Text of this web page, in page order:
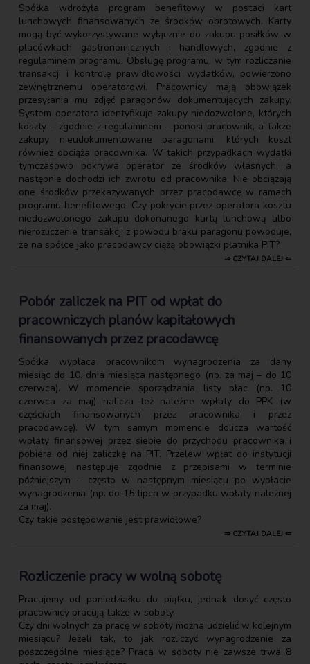
Spółka wdrożyła program benefitowy w postaci kart
lunchowych finansowanych ze środków obrotowych. Karty
mogą być wykorzystywane wyłącznie do zakupu posiłków w
placówkach gastronomicznych i handlowych, zgodnie z
regulaminem programu. Obsługę programu, w tym rozliczanie
transakcji i kontrolę prawidłowości wydatków, powierzono
zewnętrznemu operatorowi. Pracownicy mają obowiązek
przesyłania mu zdjęć paragonów dokumentujących zakupy.
System operatora identyfikuje zakupy niedozwolone, których
koszty – zgodnie z regulaminem – ponosi pracownik, a także
zakupy nieudokumentowane paragonami, których koszt
również obciąża pracownika. W takich przypadkach wydatki
tymczasowo pokrywa operator ze środków własnych, a
następnie dochodzi ich zwrotu od pracownika. Nie obciążają
one środków przekazywanych przez pracodawcę w ramach
programu benefitowego. Czy pokrycie przez operatora kosztu
niedozwolonego zakupu dokonanego kartą lunchową albo
nierozliczenie transakcji z powodu braku paragonu powoduje,
że na spółce jako pracodawcy ciążą obowiązki płatnika PIT?
⇒ CZYTAJ DALEJ ⇐
Pobór zaliczek na PIT od wpłat do
pracowniczych planów kapitałowych
finansowanych przez pracodawcę
Spółka wypłaca pracownikom wynagrodzenia za dany
miesiąc do 10. dnia miesiąca następnego (np. za maj – do 10
czerwca). W momencie sporządzania listy płac (np. 10
czerwca za maj) nalicza też należne wpłaty do PPK (w
częściach finansowanych przez pracownika i przez
pracodawcę). W tym samym momencie dolicza wartość
wpłaty finansowej przez siebie do przychodu pracownika i
pobiera od niej zaliczkę na PIT. Przelew wpłat do instytucji
finansowej następuje zgodnie z przepisami w terminie
późniejszym – często w następnym miesiącu po wypłacie
wynagrodzenia (np. do 15 lipca w przypadku wpłaty należnej
za maj).
Czy takie postępowanie jest prawidłowe?
⇒ CZYTAJ DALEJ ⇐
Rozliczenie pracy w wolną sobotę
Pracujemy od poniedziałku do piątku, jednak dosyć często
pracownicy pracują także w soboty.
Czy dni wolnych za pracę w soboty można udzielić w kolejnym
miesiącu? Jeżeli tak, to jak rozliczyć wynagrodzenie za
poszczególne miesiące? Praca w soboty nie zawsze trwa 8